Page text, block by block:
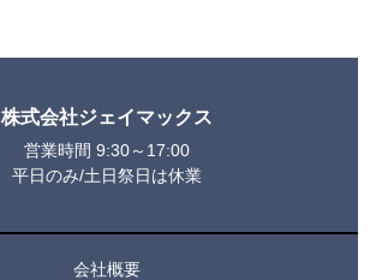
株式会社ジェイマックス
営業時間 9:30～17:00
平日のみ/土日祭日は休業
会社概要